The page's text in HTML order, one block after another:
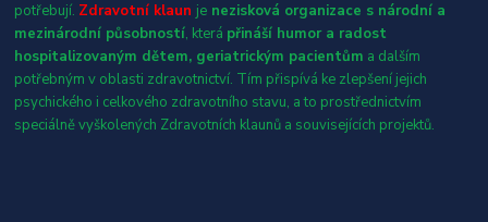
potřebují. Zdravotní klaun je nezisková organizace s národní a
mezinárodní působností, která přináší humor a radost
hospitalizovaným dětem, geriatrickým pacientům a dalším
potřebným v oblasti zdravotnictví. Tím přispívá ke zlepšení jejich
psychického i celkového zdravotního stavu, a to prostřednictvím
speciálně vyškolených Zdravotních klaunů a souvisejících projektů.